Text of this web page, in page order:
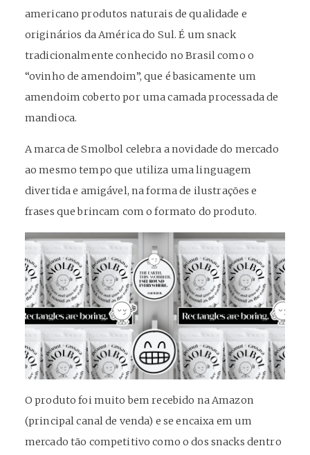
americano produtos naturais de qualidade e
originários da América do Sul. É um snack
tradicionalmente conhecido no Brasil como o
“ovinho de amendoim”, que é basicamente um
amendoim coberto por uma camada processada de
mandioca.
A marca de Smolbol celebra a novidade do mercado
ao mesmo tempo que utiliza uma linguagem
divertida e amigável, na forma de ilustrações e
frases que brincam com o formato do produto.
O produto foi muito bem recebido na Amazon
(principal canal de venda) e se encaixa em um
mercado tão competitivo como o dos snacks dentro